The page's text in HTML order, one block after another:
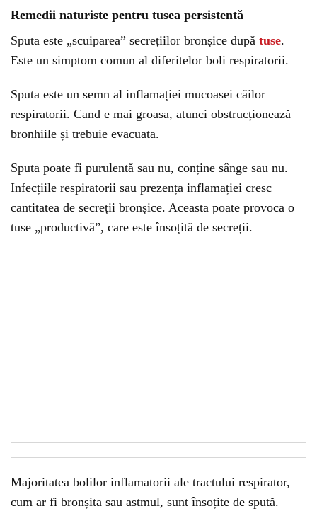
Remedii naturiste pentru tusea persistentă
Sputa este „scuiparea” secrețiilor bronșice după tuse.
Este un simptom comun al diferitelor boli respiratorii.
Sputa este un semn al inflamației mucoasei căilor
respiratorii. Cand e mai groasa, atunci obstrucționează
bronhiile și trebuie evacuata.
Sputa poate fi purulentă sau nu, conține sânge sau nu.
Infecțiile respiratorii sau prezența inflamației cresc
cantitatea de secreții bronșice. Aceasta poate provoca o
tuse „productivă”, care este însoțită de secreții.
Majoritatea bolilor inflamatorii ale tractului respirator,
cum ar fi bronșita sau astmul, sunt însoțite de spută.